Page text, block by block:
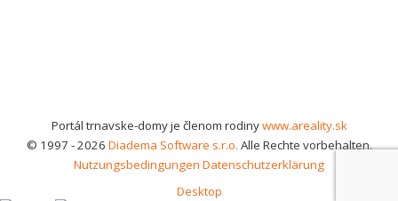
Portál trnavske-domy je členom rodinywww.areality.sk
© 1997 - 2026 Diadema Software s.r.o. Alle Rechte vorbehalten.
Nutzungsbedingungen Datenschutzerklärung
Desktop